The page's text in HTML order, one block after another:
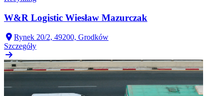
W&R Logistic Wiesław Mazurczak
Rynek 20/2, 49200, Grodków
Szczegóły